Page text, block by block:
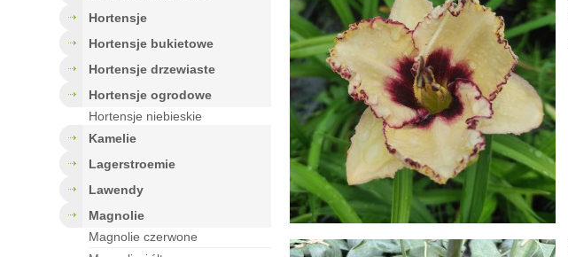
hortensje
hortensje bukietowe
hortensje drzewiaste
hortensje ogrodowe
Hortensje niebieskie
kamelie
lagerstroemie
lawendy
magnolie
Magnolie czerwone